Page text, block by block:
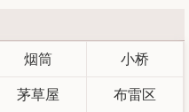
烟筒 小桥
茅草屋 布雷区